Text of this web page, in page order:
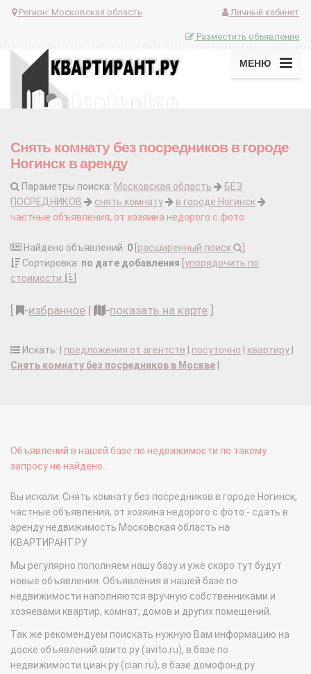
Регион: Московская область Личный кабинет
Разместить объявление
МЕНЮ
Снять комнату без посредников в городе
Ногинск в аренду
Параметры поиска: Московская область
БЕЗ
ПОСРЕДНИКОВ
снять комнату
в городе Ногинск
частные объявления, от хозяина недорого с фото
Найдено объявлений: 0 расширенный поиск
Сортировка: по дате добавления упорядочить по
стоимости
-избранное | -показать на карте
Искать: | предложения от агентств посуточно квартиру
Снять комнату без посредников в Москве
Объявлений в нашей базе по недвижимости по такому
запросу не найдено...
Вы искали: Снять комнату без посредников в городе Ногинск,
частные объявления, от хозяина недорого с фото - сдать в
аренду недвижимость Московская область на
КВАРТИРАНТ.РУ
Мы регулярно пополняем нашу базу и уже скоро тут будут
новые объявления. Объявления в нашей базе по
недвижимости наполняются вручную собственниками и
хозяевами квартир, комнат, домов и других помещений.
Так же рекомендуем поискать нужную Вам информацию на
доске объявлений авито.ру (avito.ru), в базе по
недвижимости циан.ру (cian.ru), в базе домофонд.ру